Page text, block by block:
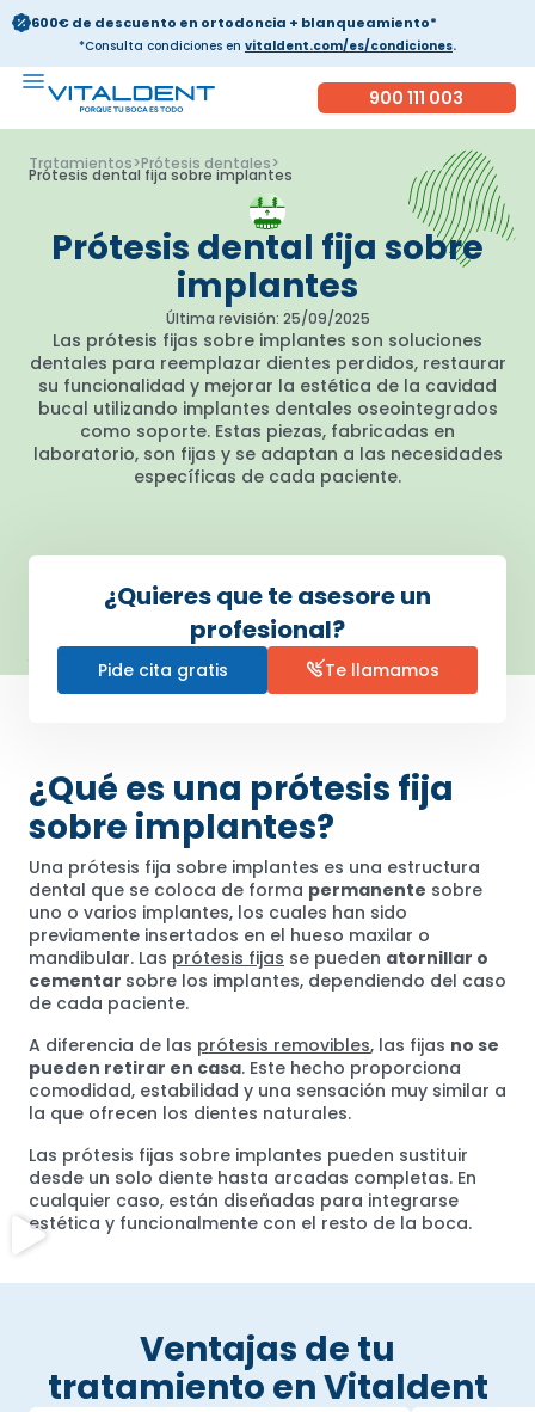
600€ de descuento en ortodoncia + blanqueamiento*
*Consulta condiciones en vitaldent.com/es/condiciones.
900 111 003
Tratamientos>Prótesis dentales>
Prótesis dental fija sobre implantes
Prótesis dental fija sobre
implantes
Última revisión: 25/09/2025
Las prótesis fijas sobre implantes son soluciones
dentales para reemplazar dientes perdidos, restaurar
su funcionalidad y mejorar la estética de la cavidad
bucal utilizando implantes dentales oseointegrados
como soporte. Estas piezas, fabricadas en
laboratorio, son fijas y se adaptan a las necesidades
específicas de cada paciente.
¿Quieres que te asesore un
profesional?
Pide cita gratis Te llamamos
¿Qué es una prótesis fija
sobre implantes?
Una prótesis fija sobre implantes es una estructura
dental que se coloca de forma permanente sobre
uno o varios implantes, los cuales han sido
previamente insertados en el hueso maxilar o
mandibular. Las prótesis fijas se pueden atornillar o
cementar sobre los implantes, dependiendo del caso
de cada paciente.
A diferencia de las prótesis removibles, las fijas no se
pueden retirar en casa. Este hecho proporciona
comodidad, estabilidad y una sensación muy similar a
la que ofrecen los dientes naturales.
Las prótesis fijas sobre implantes pueden sustituir
desde un solo diente hasta arcadas completas. En
cualquier caso, están diseñadas para integrarse
estética y funcionalmente con el resto de la boca.
Ventajas de tu
tratamiento en Vitaldent